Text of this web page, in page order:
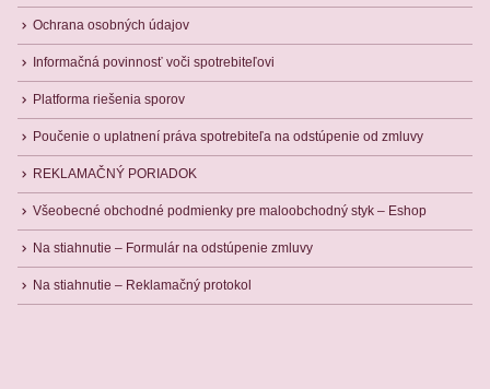
Ochrana osobných údajov
Informačná povinnosť voči spotrebiteľovi
Platforma riešenia sporov
Poučenie o uplatnení práva spotrebiteľa na odstúpenie od zmluvy
REKLAMAČNÝ PORIADOK
Všeobecné obchodné podmienky pre maloobchodný styk – Eshop
Na stiahnutie – Formulár na odstúpenie zmluvy
Na stiahnutie – Reklamačný protokol